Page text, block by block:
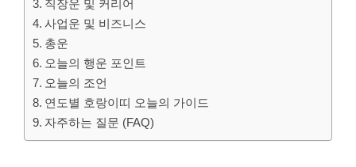
직장운 및 커리어
사업운 및 비즈니스
총운
오늘의 행운 포인트
오늘의 조언
연도별 호랑이띠 오늘의 가이드
자주하는 질문 (FAQ)